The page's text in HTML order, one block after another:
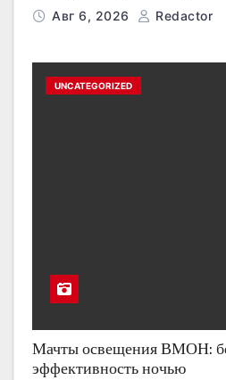
Авг 6, 2026 Redactor
UNCATEGORIZED
Мачты освещения ВМОН:
эффективность ночью